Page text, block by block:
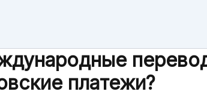
платежи?